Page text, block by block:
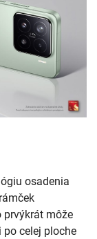
osadenia
prvýkrát môže
celej ploche